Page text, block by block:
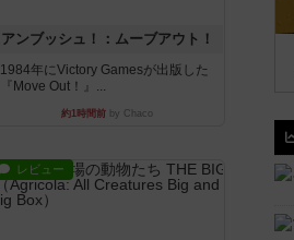
アンブッシュ！：ムーブアウト！
1984年にVictory Gamesが出版した
『Move Out！』...
約1時間前 by Chaco
レビュー